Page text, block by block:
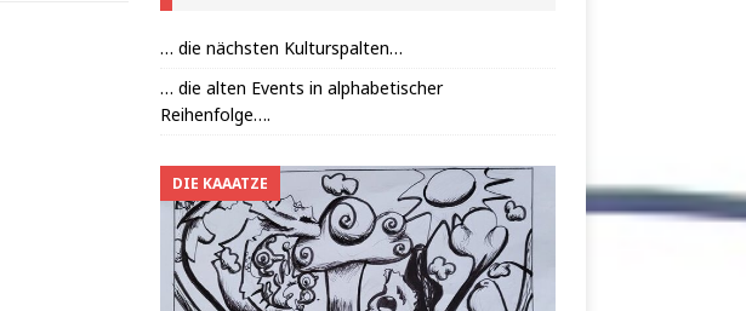
… die nächsten Kulturspalten…
… die alten Events in alphabetischer
Reihenfolge….
DIE KAAATZE